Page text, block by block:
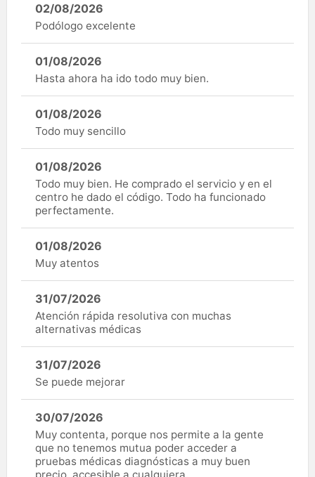
02/08/2026
Podólogo excelente
01/08/2026
Hasta ahora ha ido todo muy bien.
01/08/2026
Todo muy sencillo
01/08/2026
Todo muy bien. He comprado el servicio y en el
centro he dado el código. Todo ha funcionado
perfectamente.
01/08/2026
Muy atentos
31/07/2026
Atención rápida resolutiva con muchas
alternativas médicas
31/07/2026
Se puede mejorar
30/07/2026
Muy contenta, porque nos permite a la gente
que no tenemos mutua poder acceder a
pruebas médicas diagnósticas a muy buen
precio, accesible a cualquiera.